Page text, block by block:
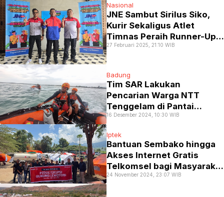
Nasional
JNE Sambut Sirilus Siko,
Kurir Sekaligus Atlet
Timnas Peraih Runner-Up
Amputee Football Asian
27 Februari 2025, 21:10 WIB
Badung
Tim SAR Lakukan
Pencarian Warga NTT
Tenggelam di Pantai
Balangan Bali
16 Desember 2024, 10:30 WIB
Iptek
Bantuan Sembako hingga
Akses Internet Gratis
Telkomsel bagi Masyarakat
Terdampak Erupsi Gunung
24 November 2024, 23:07 WIB